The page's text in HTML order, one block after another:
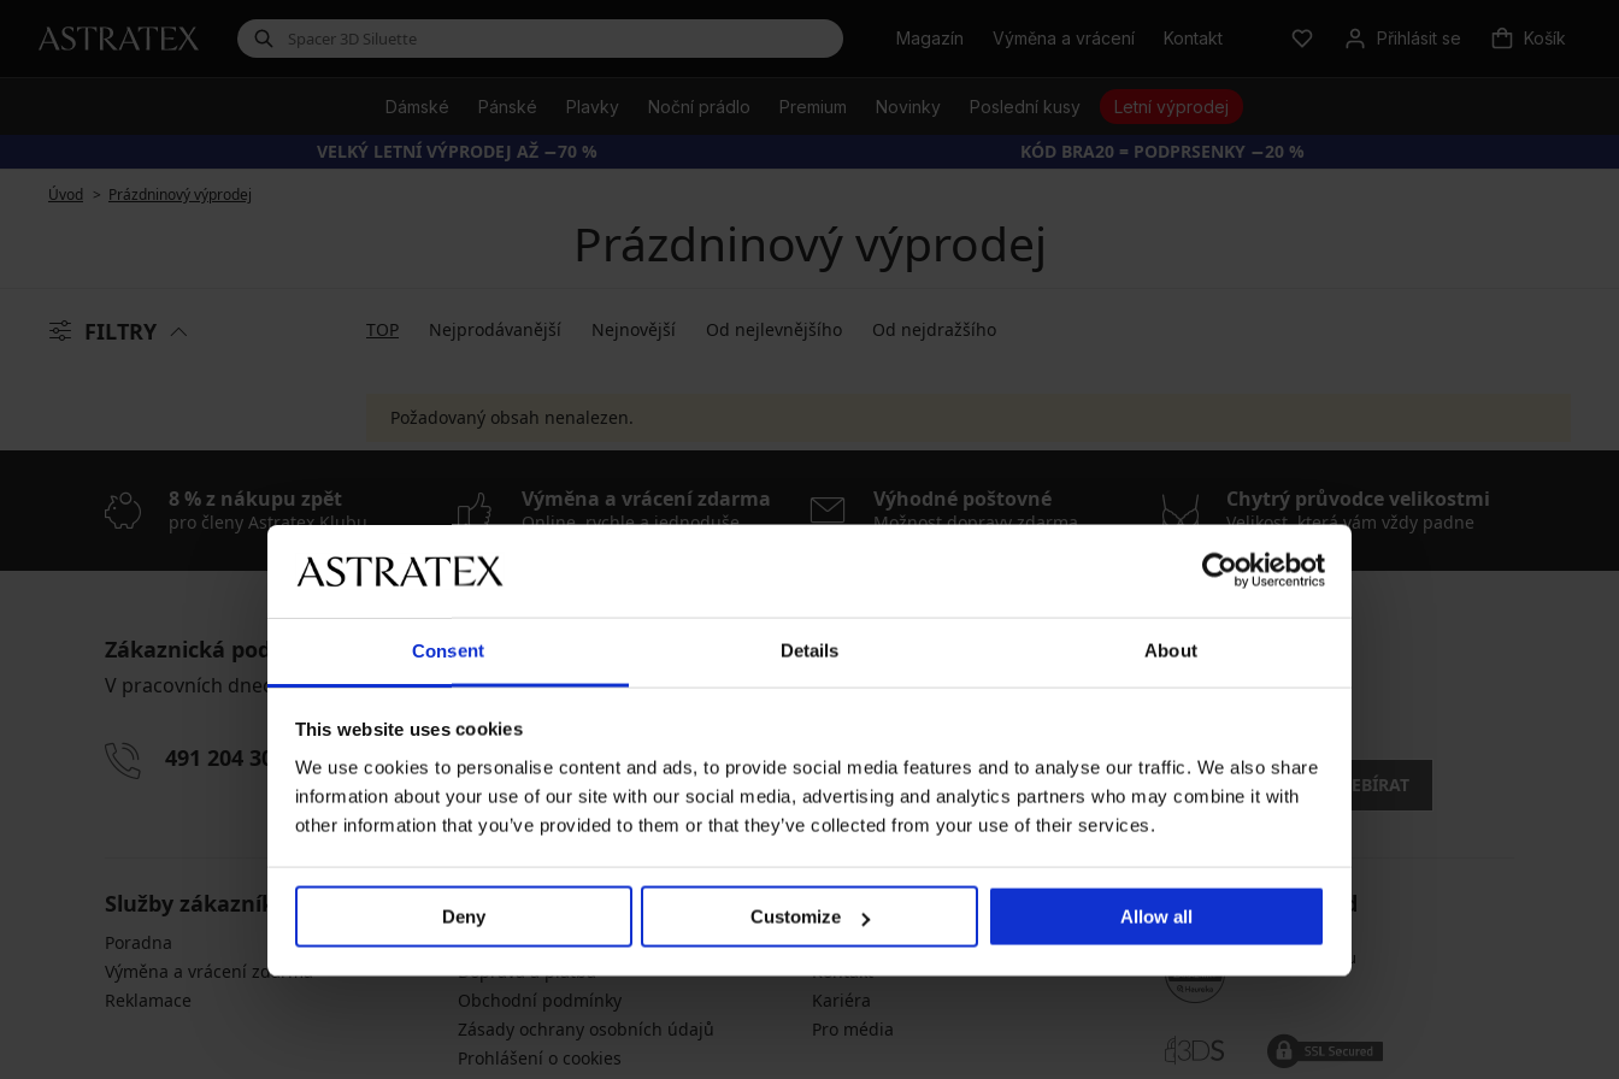
Consent Details About
This website uses cookies
We use cookies to personalise content and ads, to provide social media features and to analyse our traffic. We also share
information about your use of our site with our social media, advertising and analytics partners who may combine it with
other information that you’ve provided to them or that they’ve collected from your use of their services.
Deny Customize Allow all
HledatMagazín Výměna a vrácení Kontakt Přihlásit se Košík
Dámské Pánské Plavky Noční prádlo Premium Novinky Poslední kusy Letní výprodej
VELKÝ LETNÍ VÝPRODEJ AŽ −70 % KÓD BRA20 = PODPRSENKY −20 %
Úvod Prázdninový výprodej
Prázdninový výprodej
FILTRY TOP Nejprodávanější Nejnovější Od nejlevnějšího Od nejdražšího
Požadovaný obsah nenalezen.
8 % z nákupu zpět
pro členy Astratex Klubu
Výměna a vrácení zdarma
Online, rychle a jednoduše
Výhodné poštovné
Možnost dopravy zdarma
Chytrý průvodce velikostmi
Velikost, která vám vždy padne
Zákaznická podpora
V pracovních dnech od 8:00 do 17:00
491 204 304 info@astratex.cz
Newsletter
Nenechte si ujít žádnou slevu.
CHCI ODEBÍRAT
Služby zákazníkům
Poradna
Výměna a vrácení zdarma
Reklamace
Tabulky velikostí
Doprava a platba
Obchodní podmínky
Zásady ochrany osobních údajů
Prohlášení o cookies
O společnosti
Astratex.cz
Kontakt
Kariéra
Pro média
Spolehlivý obchod